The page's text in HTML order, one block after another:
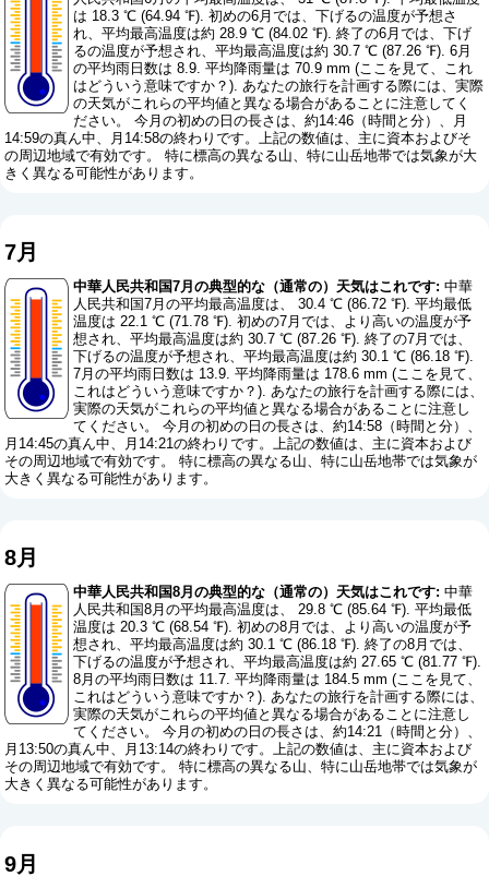
は 18.3 ℃ (64.94 ℉). 初めの6月では、下げるの温度が予想さ
れ、平均最高温度は約 28.9 ℃ (84.02 ℉). 終了の6月では、下げ
るの温度が予想され、平均最高温度は約 30.7 ℃ (87.26 ℉). 6月
の平均雨日数は 8.9. 平均降雨量は 70.9 mm ( ここを見て、これ
はどういう意味ですか？). あなたの旅行を計画する際には、実際
の天気がこれらの平均値と異なる場合があることに注意してく
ださい。 今月の初めの日の長さは、約14:46（時間と分）、月
14:59の真ん中、月14:58の終わりです。上記の数値は、主に資本およびそ
の周辺地域で有効です。 特に標高の異なる山、特に山岳地帯では気象が大
きく異なる可能性があります。
7月
中華人民共和国7月の典型的な（通常の）天気はこれです: 中華
人民共和国7月の平均最高温度は、 30.4 ℃ (86.72 ℉). 平均最低
温度は 22.1 ℃ (71.78 ℉). 初めの7月では、より高いの温度が予
想され、平均最高温度は約 30.7 ℃ (87.26 ℉). 終了の7月では、
下げるの温度が予想され、平均最高温度は約 30.1 ℃ (86.18 ℉).
7月の平均雨日数は 13.9. 平均降雨量は 178.6 mm (ここを見て、
これはどういう意味ですか？). あなたの旅行を計画する際には、
実際の天気がこれらの平均値と異なる場合があることに注意し
てください。 今月の初めの日の長さは、約14:58（時間と分）、
月14:45の真ん中、月14:21の終わりです。上記の数値は、主に資本および
その周辺地域で有効です。 特に標高の異なる山、特に山岳地帯では気象が
大きく異なる可能性があります。
8月
中華人民共和国8月の典型的な（通常の）天気はこれです: 中華
人民共和国8月の平均最高温度は、 29.8 ℃ (85.64 ℉). 平均最低
温度は 20.3 ℃ (68.54 ℉). 初めの8月では、より高いの温度が予
想され、平均最高温度は約 30.1 ℃ (86.18 ℉). 終了の8月では、
下げるの温度が予想され、平均最高温度は約 27.65 ℃ (81.77 ℉).
8月の平均雨日数は 11.7. 平均降雨量は 184.5 mm (ここを見て、
これはどういう意味ですか？). あなたの旅行を計画する際には、
実際の天気がこれらの平均値と異なる場合があることに注意し
てください。 今月の初めの日の長さは、約14:21（時間と分）、
月13:50の真ん中、月13:14の終わりです。上記の数値は、主に資本および
その周辺地域で有効です。 特に標高の異なる山、特に山岳地帯では気象が
大きく異なる可能性があります。
9月